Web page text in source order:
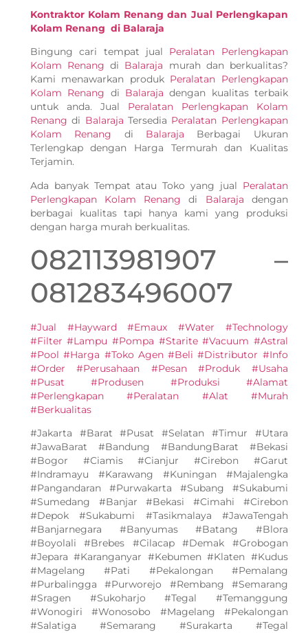
Kontraktor Kolam Renang dan Jual Perlengkapan
Kolam Renang di Balaraja
Bingung cari tempat jual Peralatan Perlengkapan
Kolam Renangdi Balaraja murah dan berkualitas?
Kami menawarkan produk Peralatan Perlengkapan
Kolam Renang di Balaraja dengan kualitas terbaik
untuk anda. Jual Peralatan Perlengkapan Kolam
Renang di Balaraja Tersedia Peralatan Perlengkapan
Kolam Renang di Balaraja Berbagai Ukuran
Terlengkap dengan Harga Termurah dan Kualitas
Terjamin.
Ada banyak Tempat atau Toko yang jual Peralatan
Perlengkapan Kolam Renang di Balaraja dengan
berbagai kualitas tapi hanya kami yang produksi
dengan harga murah berkualitas.
082113981907 –
081283496007
#Jual #Hayward #Emaux #Water #Technology
#Filter #Lampu #Pompa #Starite #Vacuum #Astral
#Pool #Harga #Toko Agen #Beli #Distributor #Info
#Order #Perusahaan #Pesan #Produk #Usaha
#Pusat #Produsen #Produksi #Alamat
#Perlengkapan #Peralatan #Alat #Murah
#Berkualitas
#Jakarta #Barat #Pusat #Selatan #Timur #Utara
#JawaBarat #Bandung #BandungBarat #Bekasi
#Bogor #Ciamis #Cianjur #Cirebon #Garut
#Indramayu #Karawang #Kuningan #Majalengka
#Pangandaran #Purwakarta #Subang #Sukabumi
#Sumedang #Banjar #Bekasi #Cimahi #Cirebon
#Depok #Sukabumi #Tasikmalaya #JawaTengah
#Banjarnegara #Banyumas #Batang #Blora
#Boyolali #Brebes #Cilacap #Demak #Grobogan
#Jepara #Karanganyar #Kebumen #Klaten #Kudus
#Magelang #Pati #Pekalongan #Pemalang
#Purbalingga #Purworejo #Rembang #Semarang
#Sragen #Sukoharjo #Tegal #Temanggung
#Wonogiri #Wonosobo #Magelang #Pekalongan
#Salatiga #Semarang #Surakarta #Tegal